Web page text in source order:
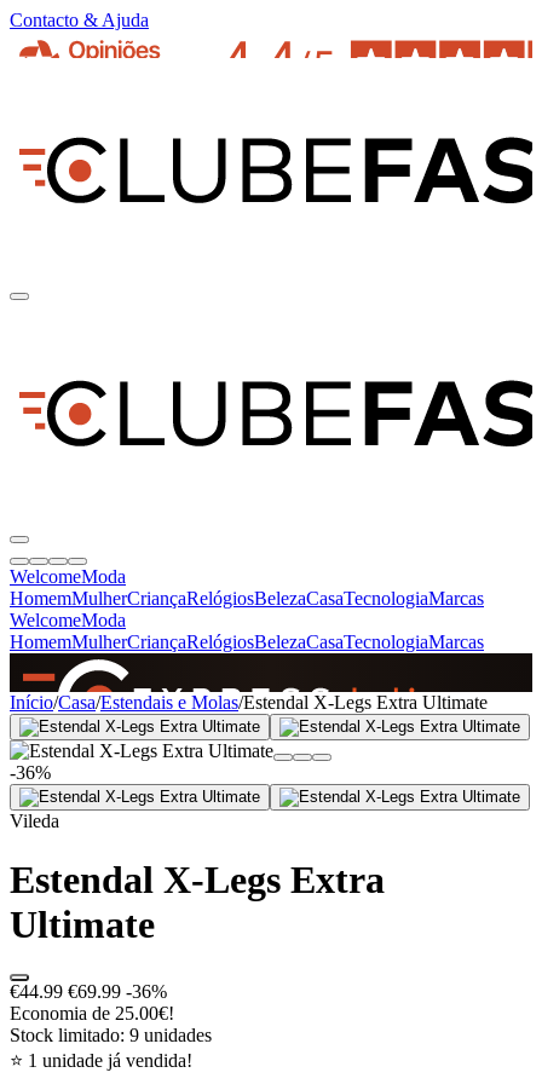
Contacto & Ajuda
WelcomeModa
HomemMulherCriançaRelógiosBelezaCasaTecnologiaMarcas
WelcomeModa
HomemMulherCriançaRelógiosBelezaCasaTecnologiaMarcas
SINCE 2005
+de 36.000 reviews
Início/Casa/Estendais e Molas/Estendal X-Legs Extra Ultimate
-36%
Vileda
Estendal X-Legs Extra
Ultimate
€44.99 €69.99 -36%
Economia de 25.00€!
Stock limitado: 9 unidades
⭐ 1 unidade já vendida!